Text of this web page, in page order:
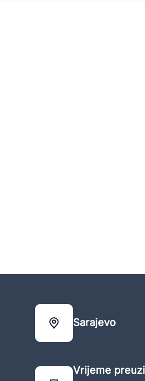
Sarajevo
Vrijeme